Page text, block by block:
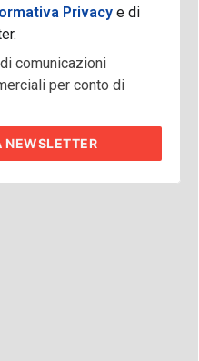
Privacy e di
comunicazioni
per conto di
NEWSLETTER